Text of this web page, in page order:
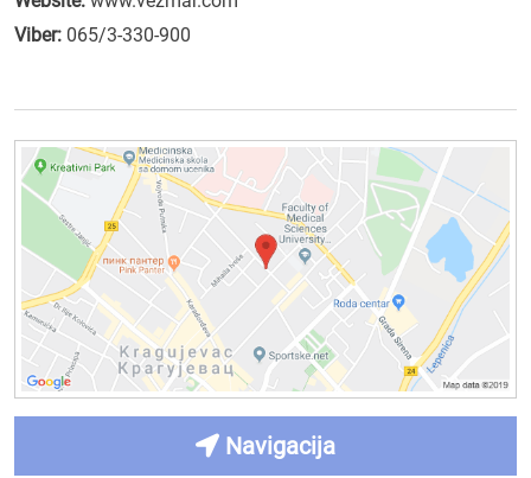
Viber: 065/3-330-900
Navigacija